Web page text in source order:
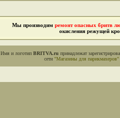
Мы производим ремонт опасных бритв
окисления режущей
Имя и логотип BRITVA.ru принадлежат
сети "Магазины для парикмахеров"